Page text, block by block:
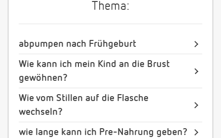
Thema:
abpumpen nach Frühgeburt
Wie kann ich mein Kind an die Brust
gewöhnen?
Wie vom Stillen auf die Flasche
wechseln?
wie lange kann ich Pre-Nahrung geben?